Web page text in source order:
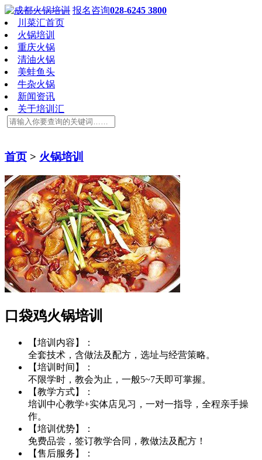
报名咨询028-6245 3800
川菜汇首页
火锅培训
重庆火锅
清油火锅
美蛙鱼头
牛杂火锅
新闻资讯
关于培训汇
首页 > 火锅培训
口袋鸡火锅培训
【培训内容】：
全套技术，含做法及配方，选址与经营策略。
【培训时间】：
不限学时，教会为止，一般5~7天即可掌握。
【教学方式】：
培训中心教学+实体店见习，一对一指导，全程亲手操
作。
【培训优势】：
免费品尝，签订教学合同，教做法及配方！
【售后服务】：